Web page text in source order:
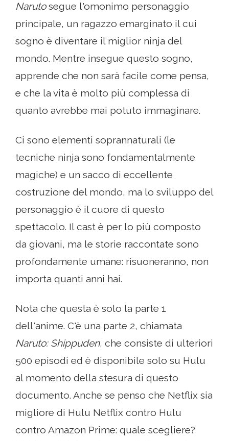
Narutosegue l'omonimo personaggio
principale, un ragazzo emarginato il cui
sogno è diventare il miglior ninja del
mondo. Mentre insegue questo sogno,
apprende che non sarà facile come pensa,
e che la vita è molto più complessa di
quanto avrebbe mai potuto immaginare.
Ci sono elementi soprannaturali (le
tecniche ninja sono fondamentalmente
magiche) e un sacco di eccellente
costruzione del mondo, ma lo sviluppo del
personaggio è il cuore di questo
spettacolo. Il cast è per lo più composto
da giovani, ma le storie raccontate sono
profondamente umane: risuoneranno, non
importa quanti anni hai.
Nota che questa è solo la parte 1
dell'anime. C'è una parte 2, chiamata
Naruto: Shippuden, che consiste di ulteriori
500 episodi ed è disponibile solo su Hulu
al momento della stesura di questo
documento. Anche se penso che Netflix sia
migliore di Hulu Netflix contro Hulu
contro Amazon Prime: quale scegliere?